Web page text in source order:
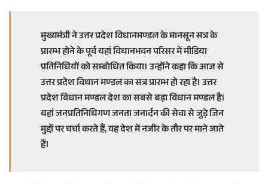
मुख्यमंत्री ने उत्तर प्रदेश विधानमण्डल के मानसून सत्र के
प्रारम्भ होने के पूर्व यहां विधानभवन परिसर में मीडिया
प्रतिनिधियों को सम्बोधित किया। उन्होंने कहा कि आज से
उत्तर प्रदेश विधान मण्डल का सत्र प्रारम्भ हो रहा है। उत्तर
प्रदेश विधान मण्डल देश का सबसे बड़ा विधान मण्डल है।
यहां जनप्रतिनिधिगण जनता जनार्दन की सेवा से जुड़े जिन
मुद्दों पर चर्चा करते हैं, वह देश में नजीर के तौर पर माने जाते
हैं।